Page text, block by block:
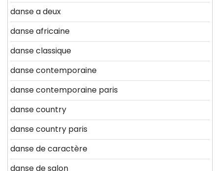
danse a deux
danse africaine
danse classique
danse contemporaine
danse contemporaine paris
danse country
danse country paris
danse de caractère
danse de salon